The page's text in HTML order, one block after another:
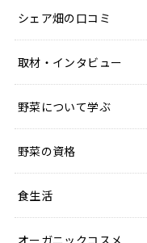
シェア畑の口コミ
取材・インタビュー
野菜について学ぶ
野菜の資格
食生活